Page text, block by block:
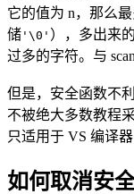
它的值为 n，那么
储 '\0' ），多出来
过多的字符。与
但是，安全函数不
不被绝大多数教程
只适用于 VS 编译
如何取消安